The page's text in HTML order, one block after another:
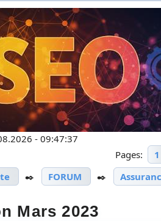
- 09:47:37
Pages:
1
✒️ FORUM ✒️
Mars 2023